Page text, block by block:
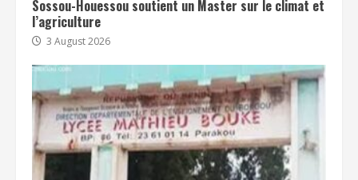
Sossou-Houessou soutient un Master sur le climat et
l’agriculture
3 August 2026